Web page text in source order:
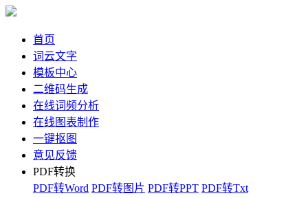
首页
词云文字
模板中心
二维码生成
在线词频分析
在线图表制作
一键抠图
意见反馈
PDF转换
PDF转Word PDF转图片 PDF转PPT PDF转Txt